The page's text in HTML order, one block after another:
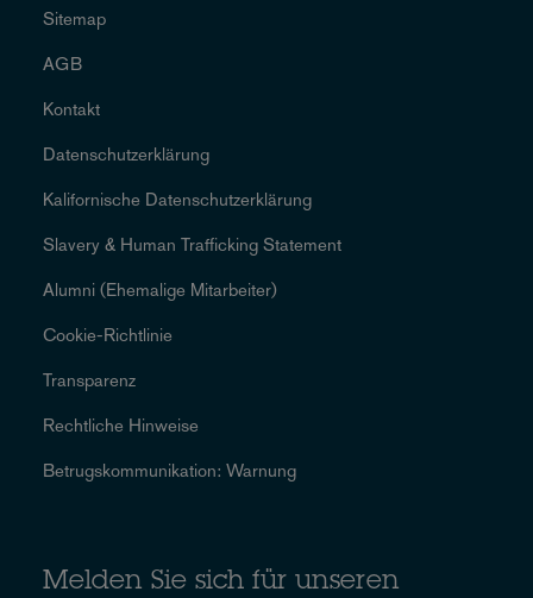
Sitemap
AGB
Kontakt
Datenschutzerklärung
Kalifornische Datenschutzerklärung
Slavery & Human Trafficking Statement
Alumni (Ehemalige Mitarbeiter)
Cookie-Richtlinie
Transparenz
Rechtliche Hinweise
Betrugskommunikation: Warnung
Melden Sie sich für unseren